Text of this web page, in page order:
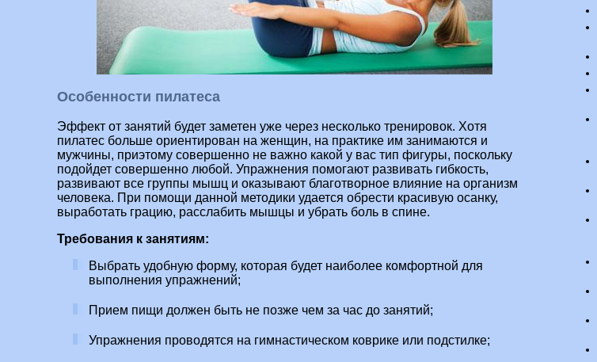
Особенности пилатеса
Эффект от занятий будет заметен уже через несколько тренировок. Хотя
пилатес больше ориентирован на женщин, на практике им занимаются и
мужчины, приэтому совершенно не важно какой у вас тип фигуры, поскольку
подойдет совершенно любой. Упражнения помогают развивать гибкость,
развивают все группы мышц и оказывают благотворное влияние на организм
человека. При помощи данной методики удается обрести красивую осанку,
выработать грацию, расслабить мышцы и убрать боль в спине.
Требования к занятиям:
Выбрать удобную форму, которая будет наиболее комфортной для
выполнения упражнений;
Прием пищи должен быть не позже чем за час до занятий;
Упражнения проводятся на гимнастическом коврике или подстилке;